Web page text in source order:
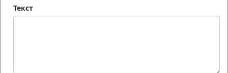
Текст